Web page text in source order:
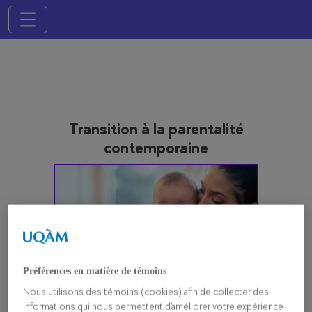
Toggle navigation
Transition à la parentalité
contemporaine
Crédits de photo: istock
Préférences en matière de témoins
Nous utilisons des témoins (cookies) afin de collecter des
informations qui nous permettent d’améliorer votre expérience